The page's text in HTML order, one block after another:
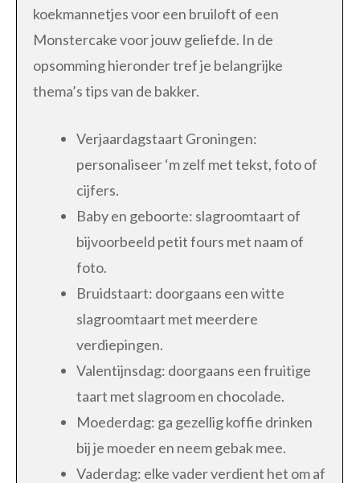
koekmannetjes voor een bruiloft of een
Monstercake voor jouw geliefde. In de
opsomming hieronder tref je belangrijke
thema’s tips van de bakker.
Verjaardagstaart Groningen:
personaliseer ‘m zelf met tekst, foto of
cijfers.
Baby en geboorte: slagroomtaart of
bijvoorbeeld petit fours met naam of
foto.
Bruidstaart: doorgaans een witte
slagroomtaart met meerdere
verdiepingen.
Valentijnsdag: doorgaans een fruitige
taart met slagroom en chocolade.
Moederdag: ga gezellig koffie drinken
bij je moeder en neem gebak mee.
Vaderdag: elke vader verdient het om af